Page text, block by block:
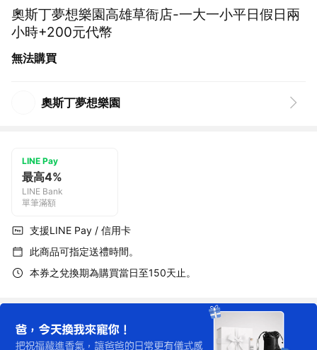
奧斯丁夢想樂園高雄草衙店-一大一小平日假日兩
小時+200元代幣
無法購買
奧斯丁夢想樂園
LINE Pay
最高4%
LINE Bank
單筆滿額
支援LINE Pay / 信用卡
此商品可指定送禮時間。
本券之兌換期為購買當日至150天止。